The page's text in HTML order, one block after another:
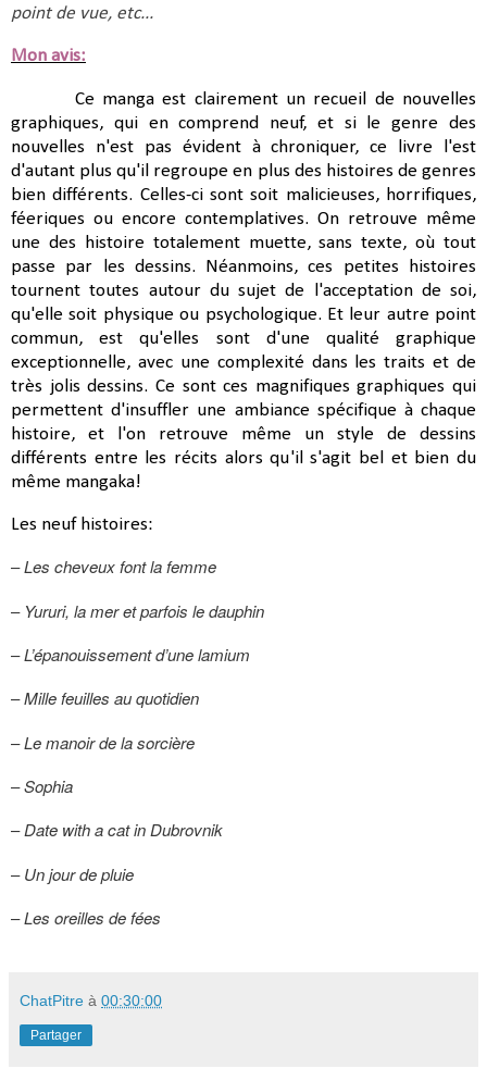
point de vue, etc...
Mon avis:
Ce manga est clairement un recueil de nouvelles
graphiques, qui en comprend neuf, et si le genre des
nouvelles n'est pas évident à chroniquer, ce livre l'est
d'autant plus qu'il regroupe en plus des histoires de genres
bien différents. Celles-ci sont soit malicieuses, horrifiques,
féeriques ou encore contemplatives. On retrouve même
une des histoire totalement muette, sans texte, où tout
passe par les dessins. Néanmoins, ces petites histoires
tournent toutes autour du sujet de l'acceptation de soi,
qu'elle soit physique ou psychologique. Et leur autre point
commun, est qu'elles sont d'une qualité graphique
exceptionnelle, avec une complexité dans les traits et de
très jolis dessins. Ce sont ces magnifiques graphiques qui
permettent d'insuffler une ambiance spécifique à chaque
histoire, et l'on retrouve même un style de dessins
différents entre les récits alors qu'il s'agit bel et bien du
même mangaka!
Les neuf histoires:
–Les cheveux font la femme
– Yururi, la mer et parfois le dauphin
–L’épanouissement d’une lamium
–Mille feuilles au quotidien
–Le manoir de la sorcière
–Sophia
–Date with a cat in Dubrovnik
–Un jour de pluie
–Les oreilles de fées
ChatPitre à 00:30:00
Partager